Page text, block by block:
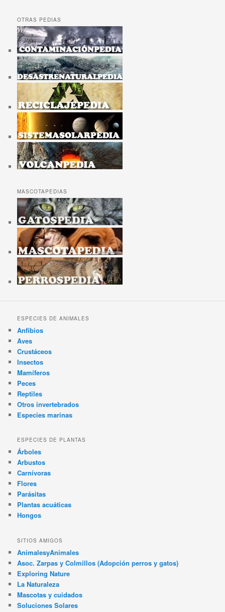
OTRAS PEDIAS
MASCOTAPEDIAS
ESPECIES DE ANIMALES
Anfibios
Aves
Crustáceos
Insectos
Mamíferos
Peces
Reptiles
Otros invertebrados
Especies marinas
ESPECIES DE PLANTAS
Árboles
Arbustos
Carnívoras
Flores
Parásitas
Plantas acuáticas
Hongos
SITIOS AMIGOS
AnimalesyAnimales
Asoc. Zarpas y Colmillos (Adopción perros y gatos)
Exploring Nature
La Naturaleza
Mascotas y cuidados
Soluciones Solares